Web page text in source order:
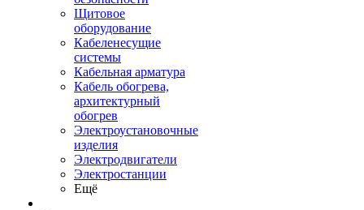
Щитовое
оборудование
Кабеленесущие
системы
Кабельная арматура
Кабель обогрева,
архитектурный
обогрев
Электроустановочные
изделия
Электродвигатели
Электростанции
Ещё